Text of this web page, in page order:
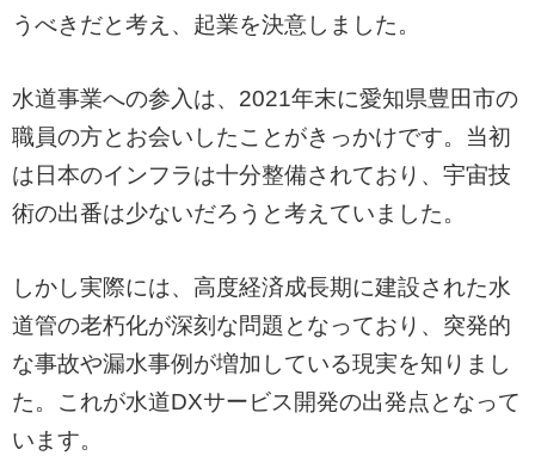
うべきだと考え、起業を決意しました。
水道事業への参入は、2021年末に愛知県豊田市の
職員の方とお会いしたことがきっかけです。当初
は日本のインフラは十分整備されており、宇宙技
術の出番は少ないだろうと考えていました。
しかし実際には、高度経済成長期に建設された水
道管の老朽化が深刻な問題となっており、突発的
な事故や漏水事例が増加している現実を知りまし
た。これが水道DXサービス開発の出発点となって
います。